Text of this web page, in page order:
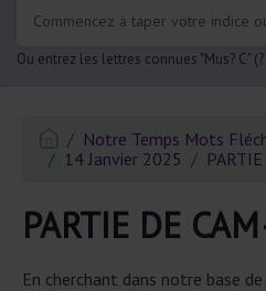
Ou entrez les lettres connues "Mus? C"
Notre Temps Mots
14 Janvier 2025
PARTIE DE
En cherchant dans notre base